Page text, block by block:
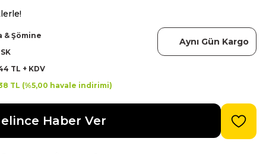
& Şömine
TL + KDV
TL (%5,00 havale indirimi)
Aynı Gün Kargo
Haber Ver